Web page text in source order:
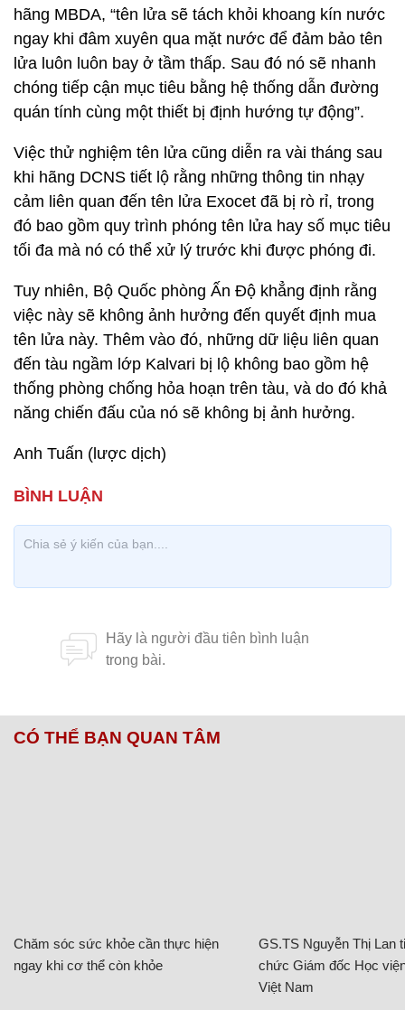
hãng MBDA, “tên lửa sẽ tách khỏi khoang kín nước
ngay khi đâm xuyên qua mặt nước để đảm bảo tên
lửa luôn luôn bay ở tầm thấp. Sau đó nó sẽ nhanh
chóng tiếp cận mục tiêu bằng hệ thống dẫn đường
quán tính cùng một thiết bị định hướng tự động”.
Việc thử nghiệm tên lửa cũng diễn ra vài tháng sau
khi hãng DCNS tiết lộ rằng những thông tin nhạy
cảm liên quan đến tên lửa Exocet đã bị rò rỉ, trong
đó bao gồm quy trình phóng tên lửa hay số mục tiêu
tối đa mà nó có thể xử lý trước khi được phóng đi.
Tuy nhiên, Bộ Quốc phòng Ấn Độ khẳng định rằng
việc này sẽ không ảnh hưởng đến quyết định mua
tên lửa này. Thêm vào đó, những dữ liệu liên quan
đến tàu ngầm lớp Kalvari bị lộ không bao gồm hệ
thống phòng chống hỏa hoạn trên tàu, và do đó khả
năng chiến đấu của nó sẽ không bị ảnh hưởng.
Anh Tuấn (lược dịch)
CÓ THỂ BẠN QUAN TÂM
Chăm sóc sức khỏe cần thực hiện
ngay khi cơ thể còn khỏe
GS.TS Nguyễn Thị Lan
chức Giám đốc Học
Việt Nam